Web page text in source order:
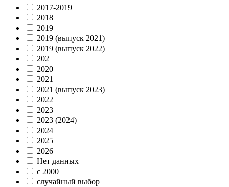
2017-2019
2018
2019
2019 (выпуск 2021)
2019 (выпуск 2022)
202
2020
2021
2021 (выпуск 2023)
2022
2023
2023 (2024)
2024
2025
2026
Нет данных
с 2000
случайный выбор